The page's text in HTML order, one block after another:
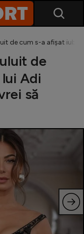
de cum s-a afișat
de
Adi
să